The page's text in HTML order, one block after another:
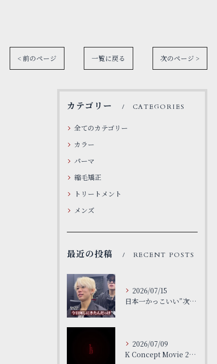
< 前のページ 一覧に戻る 次のページ >
カテゴリー CATEGORIES
全てのカテゴリー
カラー
パーマ
縮毛矯正
トリートメント
メンズ
最近の投稿 RECENT POSTS
2026/07/15
日本一かっこいい”次世代”サロン
2026/07/09
K Concept Movie 26ss